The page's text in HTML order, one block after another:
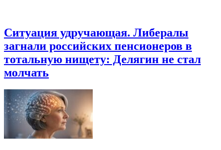
Ситуация удручающая. Либералы
загнали российских пенсионеров в
тотальную нищету: Делягин не стал
молчать